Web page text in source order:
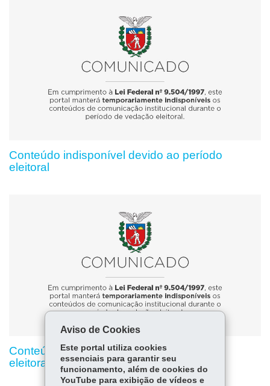
Conteúdo indisponível devido ao período
eleitoral
Conteúdo indisponível devido ao período
eleitoral
Aviso de Cookies
Este portal utiliza cookies
essenciais para garantir seu
funcionamento, além de cookies do
YouTube para exibição de vídeos e